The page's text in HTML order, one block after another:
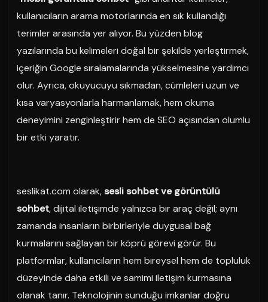
kullanıcıların arama motorlarında en sık kullandığı
terimler arasında yer alıyor. Bu yüzden blog
yazılarında bu kelimeleri doğal bir şekilde yerleştirmek,
içeriğin Google sıralamalarında yükselmesine yardımcı
olur. Ayrıca, okuyucuyu sıkmadan, cümleleri uzun ve
kısa varyasyonlarla harmanlamak, hem okuma
deneyimini zenginleştirir hem de SEO açısından olumlu
bir etki yaratır.
seslikat.com olarak,sesli sohbet ve görüntülü
sohbet, dijital iletişimde yalnızca bir araç değil; aynı
zamanda insanların birbirleriyle duygusal bağ
kurmalarını sağlayan bir köprü görevi görür. Bu
platformlar, kullanıcıların hem bireysel hem de topluluk
düzeyinde daha etkili ve samimi iletişim kurmasına
olanak tanır. Teknolojinin sunduğu imkanlar doğru